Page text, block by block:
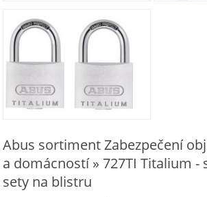
Abus sortiment Zabezpečení
a domácností » 727TI Titalium -
sety na blistru